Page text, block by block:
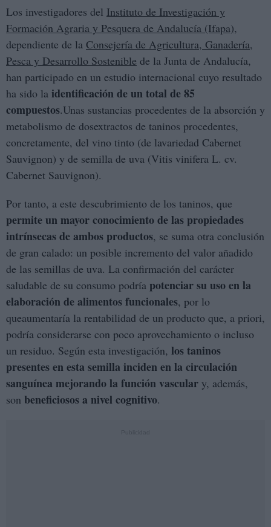
Los investigadores del Instituto de Investigación y
Formación Agraria y Pesquera de Andalucía (Ifapa),
dependiente de la Consejería de Agricultura, Ganadería,
Pesca y Desarrollo Sostenible de la Junta de Andalucía,
han participado en un estudio internacional cuyo resultado
ha sido la identificación de un total de 85
compuestos.Unas sustancias procedentes de la absorción y
metabolismo de dosextractos de taninos procedentes,
concretamente, del vino tinto (de lavariedad Cabernet
Sauvignon) y de semilla de uva (Vitis vinifera L. cv.
Cabernet Sauvignon).
Por tanto, a este descubrimiento de los taninos, que
permite un mayor conocimiento de las propiedades
intrínsecas de ambos productos, se suma otra conclusión
de gran calado: un posible incremento del valor añadido
de las semillas de uva. La confirmación del carácter
saludable de su consumo podría potenciar su uso en la
elaboración de alimentos funcionales, por lo
queaumentaría la rentabilidad de un producto que, a priori,
podría considerarse con poco aprovechamiento o incluso
un residuo. Según esta investigación, los taninos
presentes en esta semilla inciden en la circulación
sanguínea mejorando la función vascular y, además,
son beneficiosos a nivel cognitivo.